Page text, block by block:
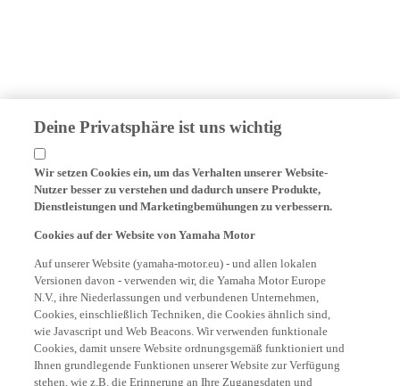
Deine Privatsphäre ist uns wichtig
Wir setzen Cookies ein, um das Verhalten unserer Website-
Nutzer besser zu verstehen und dadurch unsere Produkte,
Dienstleistungen und Marketingbemühungen zu verbessern.
Cookies auf der Website von Yamaha Motor
Auf unserer Website (yamaha-motor.eu) - und allen lokalen
Versionen davon - verwenden wir, die Yamaha Motor Europe
N.V., ihre Niederlassungen und verbundenen Unternehmen,
Cookies, einschließlich Techniken, die Cookies ähnlich sind,
wie Javascript und Web Beacons. Wir verwenden funktionale
Cookies, damit unsere Website ordnungsgemäß funktioniert und
Ihnen grundlegende Funktionen unserer Website zur Verfügung
stehen, wie z.B. die Erinnerung an Ihre Zugangsdaten und